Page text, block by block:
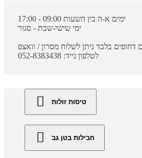
ימים א-ה בין השעות 09:00 - 17:00
ימי שישי-שבת - סגור
דחופים בלבד ניתן לשלוח מסרון / וואצפ
לטלפון נייד: 052-8383438
טיסות זולות
חבילות בטן גב